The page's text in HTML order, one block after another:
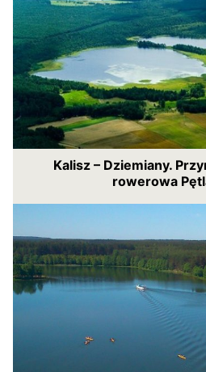
Kalisz – Dziemiany.
rowerowa